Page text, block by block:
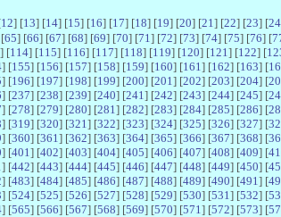
12] [13] [14] [15] [16] [17] [18] [19] [20] [21 ] [22] [23] [24
65] [66] [67] [68] [69] [70] [71 ] [72] [73] [74] [75] [76] [
] [114] [115] [116] [117] [118] [119] [120] [121 ] [122] [
] [155] [156] [157] [158] [159] [160] [161 ] [162] [163] [
] [196] [197] [198] [199] [200] [201 ] [202] [203] [204] [
] [237] [238] [239] [240] [241 ] [242] [243] [244] [245] [
] [278] [279] [280] [281 ] [282] [283] [284] [285] [286] [
] [319] [320] [321 ] [322] [323] [324] [325] [326] [327] [
] [360] [361 ] [362] [363] [364] [365] [366] [367] [368] [
] [401 ] [402] [403] [404] [405] [406] [407] [408] [409] [
] [442] [443] [444] [445] [446] [447] [448] [449] [450] [
] [483] [484] [485] [486] [487] [488] [489] [490] [491 ] [
] [524] [525] [526] [527] [528] [529] [530] [531 ] [532] [
] [565] [566] [567] [568] [569] [570] [571 ] [572] [573] [